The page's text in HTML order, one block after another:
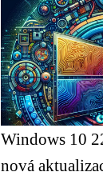
Windows 10
nová